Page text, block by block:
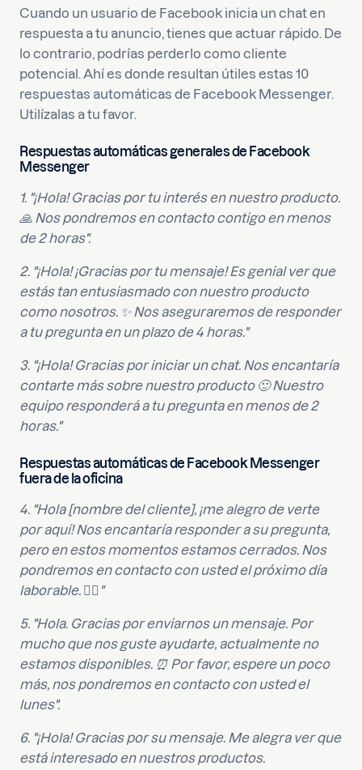
Cuando un usuario de Facebook inicia un chat en
respuesta a tu anuncio, tienes que actuar rápido. De
lo contrario, podrías perderlo como cliente
potencial. Ahí es donde resultan útiles estas 10
respuestas automáticas de Facebook Messenger.
Utilízalas a tu favor.
Respuestas automáticas generales de Facebook
Messenger
1. "¡Hola! Gracias por tu interés en nuestro producto.
🙏 Nos pondremos en contacto contigo en menos
de 2 horas".
2. "¡Hola! ¡Gracias por tu mensaje! Es genial ver que
estás tan entusiasmado con nuestro producto
como nosotros. ✨ Nos aseguraremos de responder
a tu pregunta en un plazo de 4 horas."
3. "¡Hola! Gracias por iniciar un chat. Nos encantaría
contarte más sobre nuestro producto 🙂 Nuestro
equipo responderá a tu pregunta en menos de 2
horas."
Respuestas automáticas de Facebook Messenger
fuera de la oficina
4. "Hola [nombre del cliente], ¡me alegro de verte
por aquí! Nos encantaría responder a su pregunta,
pero en estos momentos estamos cerrados. Nos
pondremos en contacto con usted el próximo día
laborable. 🙋‍♀️"
5. "Hola. Gracias por enviarnos un mensaje. Por
mucho que nos guste ayudarte, actualmente no
estamos disponibles. ⏰ Por favor, espere un poco
más, nos pondremos en contacto con usted el
lunes".
6. "¡Hola! Gracias por su mensaje. Me alegra ver que
está interesado en nuestros productos.